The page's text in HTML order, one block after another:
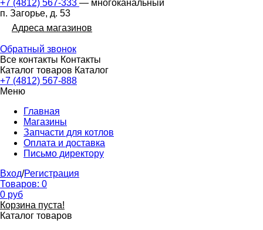
+7 (4812) 567-333 — многоканальный
п. Загорье, д. 53
Адреса магазинов
Обратный звонок
Все контакты Контакты
Каталог товаров Каталог
+7 (4812) 567-888
Меню
Главная
Магазины
Запчасти для котлов
Оплата и доставка
Письмо директору
Вход/Регистрация
Товаров: 0
0 руб
Корзина пуста!
Каталог товаров